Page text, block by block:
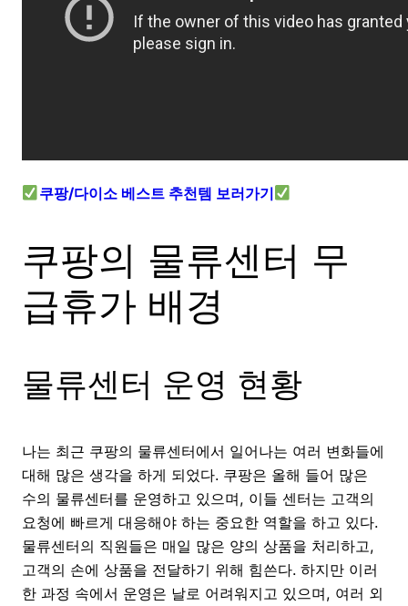
쿠팡/다이소 베스트 추천템 보러가기
쿠팡의 물류센터 무
급휴가 배경
물류센터 운영 현황
나는 최근 쿠팡의 물류센터에서 일어나는 여러 변화들에
대해 많은 생각을 하게 되었다. 쿠팡은 올해 들어 많은
수의 물류센터를 운영하고 있으며, 이들 센터는 고객의
요청에 빠르게 대응해야 하는 중요한 역할을 하고 있다.
물류센터의 직원들은 매일 많은 양의 상품을 처리하고,
고객의 손에 상품을 전달하기 위해 힘쓴다. 하지만 이러
한 과정 속에서 운영은 날로 어려워지고 있으며, 여러 외